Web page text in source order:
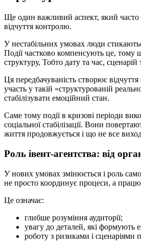
Ще один важливий аспект, який
відчуття контролю.
У нестабільних умовах люди
Події частково компенсують це, тому
структуру, Тобто дату та час, сценарій
Ця передбачуваність створює
участь у такій «структурованій
стабілізувати емоційний стан.
Саме тому події в кризові періоди
соціальної стабілізації. Вони
життя продовжується і що не все
Роль івент-агентства: від
У нових умовах змінюється і роль
не просто координує процеси, а
Це означає:
глибше розуміння аудиторії;
увагу до деталей, які формують
роботу з ризиками і сценаріями